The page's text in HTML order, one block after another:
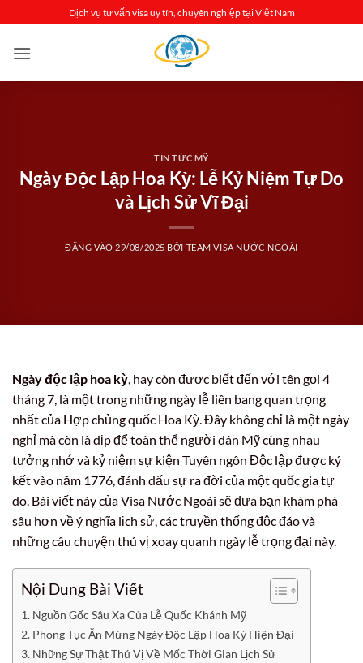
qua
nội
Dịch vụ tư vấn visa uy tín, chuyên nghiệp tại Việt Nam
TIN TỨC MỸ
Ngày Độc Lập Hoa Kỳ: Lễ Kỷ Niệm Tự Do
và Lịch Sử Vĩ Đại
ĐĂNG VÀO 29/08/2025 BỞI TEAM VISA NƯỚC NGOÀI
Ngày độc lập hoa kỳ, hay còn được biết đến với tên gọi 4
tháng 7, là một trong những ngày lễ liên bang quan trọng
nhất của Hợp chủng quốc Hoa Kỳ. Đây không chỉ là một ngày
nghỉ mà còn là dịp để toàn thể người dân Mỹ cùng nhau
tưởng nhớ và kỷ niệm sự kiện Tuyên ngôn Độc lập được ký
kết vào năm 1776, đánh dấu sự ra đời của một quốc gia tự
do. Bài viết này của Visa Nước Ngoài sẽ đưa bạn khám phá
sâu hơn về ý nghĩa lịch sử, các truyền thống độc đáo và
những câu chuyện thú vị xoay quanh ngày lễ trọng đại này.
Nội Dung Bài Viết
Nguồn Gốc Sâu Xa Của Lễ Quốc Khánh Mỹ
Phong Tục Ăn Mừng Ngày Độc Lập Hoa Kỳ Hiện Đại
Những Sự Thật Thú Vị Về Mốc Thời Gian Lịch Sử